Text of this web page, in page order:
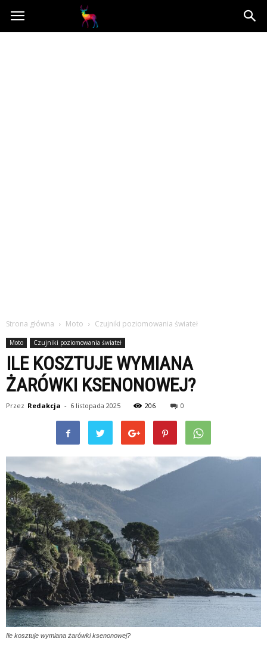
Mooseart.pl
Strona główna Moto Czujniki poziomowania świateł
Moto Czujniki poziomowania świateł
ILE KOSZTUJE WYMIANA
ŻARÓWKI KSENONOWEJ?
Przez Redakcja - 6 listopada 2025 206 0
Ile kosztuje wymiana żarówki ksenonowej?